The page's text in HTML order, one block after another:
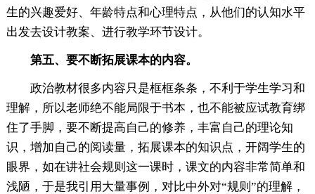
生的兴趣爱好、年龄特点和心理特点，从他们的认知水平
出发去设计教案、进行教学环节设计。
第五、要不断拓展课本的内容。
政治教材很多内容只是框框条条，不利于学生学习和
理解，所以老师绝不能局限于书本，也不能被应试教育绑
住了手脚，要不断提高自己的修养，丰富自己的理论知
识，增加自己的阅读量，拓展课本的知识点，开阔学生的
眼界，如在讲社会规则这一课时，课文的内容非常简单和
浅陋，于是我引用大量事例，对比中外对“规则”的理解，